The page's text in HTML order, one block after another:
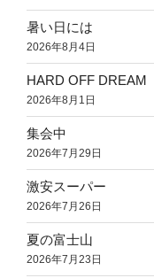
暑い日には
2026年8月4日
HARD OFF DREAM
2026年8月1日
集会中
2026年7月29日
激安スーパー
2026年7月26日
夏の富士山
2026年7月23日